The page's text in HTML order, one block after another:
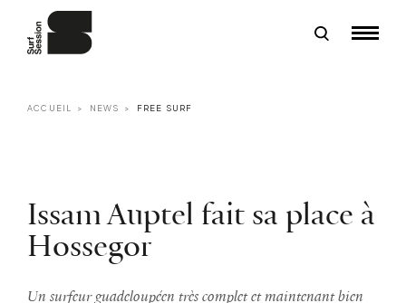
ACCUEIL NEWS FREE SURF
Issam Auptel fait sa place à
Hossegor
Un surfeur guadeloupéen très complet et maintenant bien